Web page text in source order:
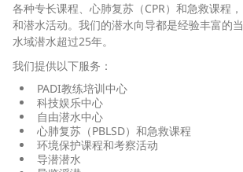
各种专长课程、心肺复苏（CPR）和急救课程
和潜水活动。我们的潜水向导都是经验丰富的
水域潜水超过25年。
我们提供以下服务：
PADI教练培训中心
科技娱乐中心
自由潜水中心
心肺复苏（PBLSD）和急救课程
环境保护课程和考察活动
导潜潜水